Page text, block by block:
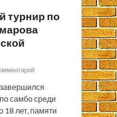
турнир по
самбо среди
лет, памяти